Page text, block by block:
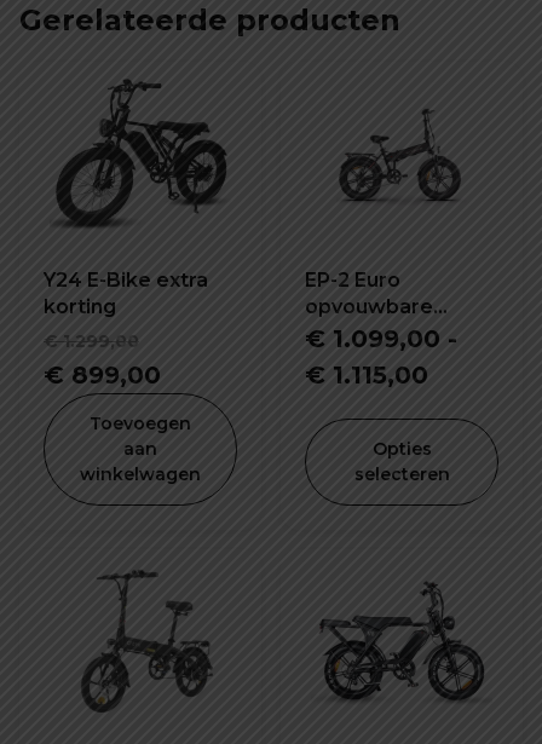
Gerelateerde producten
Y24 E-Bike extra
korting
€1.299,00
Oorspronkelijke
prijs
was:
€ 1.299,00.
€ 899,00
prijs
€ 899,00.
Toevoegen
aan
winkelwagen
EP-2 Euro
opvouwbare
elektrische fiets
€ 1.099,00 -
€ 1.115,00
tot
€
Opties
selecteren